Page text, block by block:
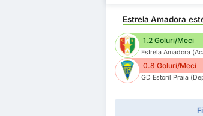
Estrela Amadora
1.2 Goluri/Meci
Estrela Amadora
0.8 Goluri/Meci
GD Estoril Praia